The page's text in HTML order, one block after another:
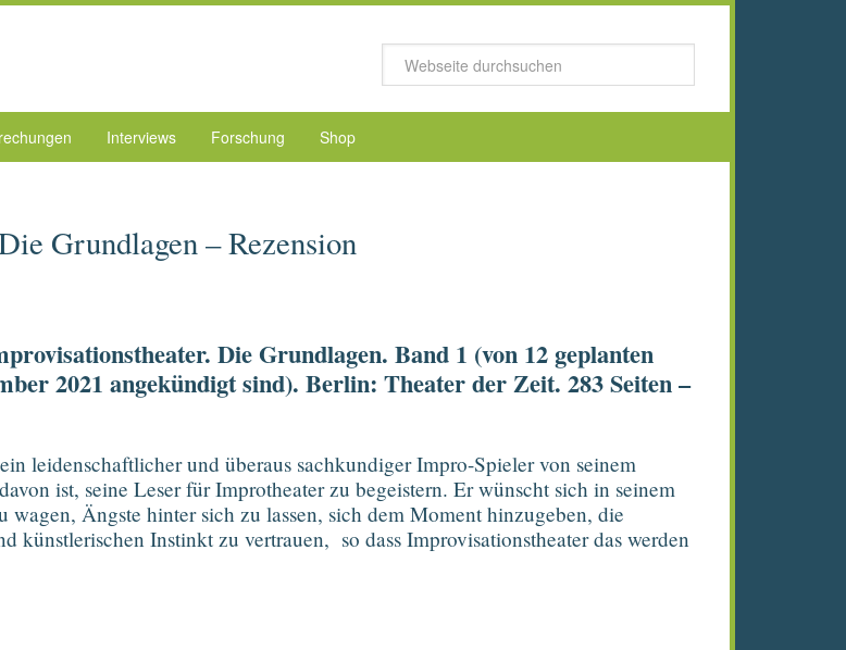
Interviews Forschung Shop
Grundlagen – Rezension
Die Grundlagen. Band 1 (von 12 geplanten
2021 angekündigt sind). Berlin: Theater der Zeit. 283 Seiten –
leidenschaftlicher und überaus sachkundiger Impro-Spieler von seinem
ist, seine Leser für Improtheater zu begeistern. Er wünscht sich in seinem
wagen, Ängste hinter sich zu lassen, sich dem Moment hinzugeben, die
künstlerischen Instinkt zu vertrauen, so dass Improvisationstheater das werden